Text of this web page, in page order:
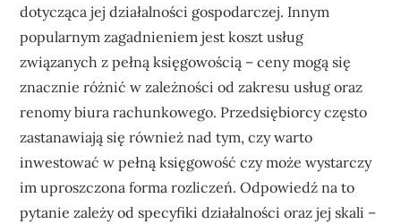
dotycząca jej działalności gospodarczej. Innym
popularnym zagadnieniem jest koszt usług
związanych z pełną księgowością – ceny mogą się
znacznie różnić w zależności od zakresu usług oraz
renomy biura rachunkowego. Przedsiębiorcy często
zastanawiają się również nad tym, czy warto
inwestować w pełną księgowość czy może wystarczy
im uproszczona forma rozliczeń. Odpowiedź na to
pytanie zależy od specyfiki działalności oraz jej skali –